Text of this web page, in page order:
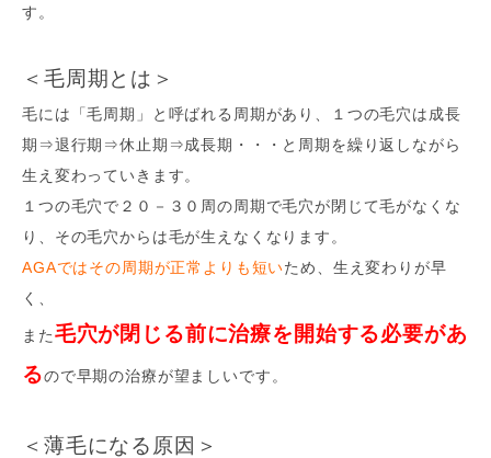
す。
＜毛周期とは＞
毛には「毛周期」と呼ばれる周期があり、１つの毛穴は成長
期⇒退行期⇒休止期⇒成長期・・・と周期を繰り返しながら
生え変わっていきます。
１つの毛穴で２０－３０周の周期で毛穴が閉じて毛がなくな
り、その毛穴からは毛が生えなくなります。
AGAではその周期が正常よりも短いため、生え変わりが早
く、
また毛穴が閉じる前に治療を開始する必要があ
るので早期の治療が望ましいです。
＜薄毛になる原因＞